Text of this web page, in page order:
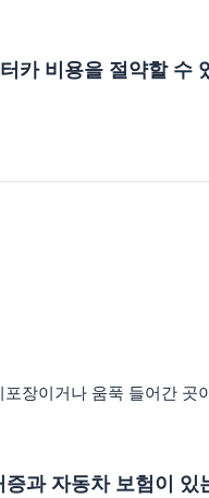
카 비용을 절약할 수
장이거나 움푹 들어간 곳
과 자동차 보험이